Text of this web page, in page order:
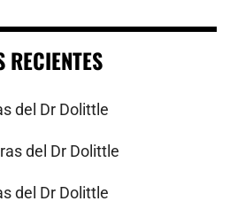
RECIENTES
del Dr Dolittle
del Dr Dolittle
del Dr Dolittle